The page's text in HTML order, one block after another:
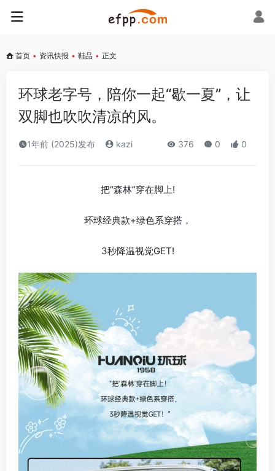
首页 • 资讯快报 • 鞋品 • 正文
环球老字号，陪你一起“歇一夏”，让
双脚也吹吹清凉的风。
1年前 (2025)发布 kazi 376 0 0
把“森林”穿在脚上!
环球经典款+绿色系穿搭，
3秒降温视觉GET!